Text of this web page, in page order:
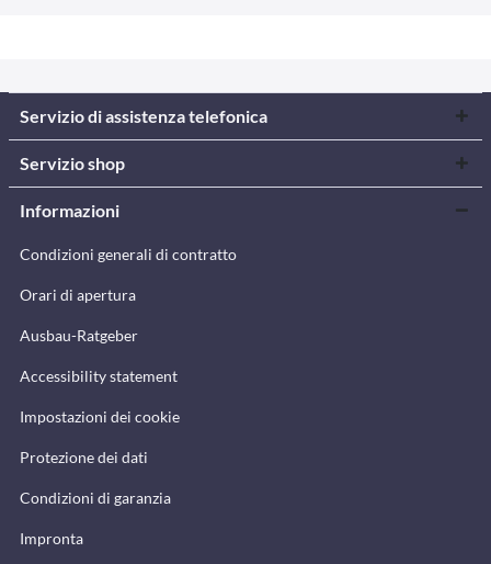
Servizio di assistenza telefonica
Servizio shop
Informazioni
Condizioni generali di contratto
Orari di apertura
Ausbau-Ratgeber
Accessibility statement
Impostazioni dei cookie
Protezione dei dati
Condizioni di garanzia
Impronta